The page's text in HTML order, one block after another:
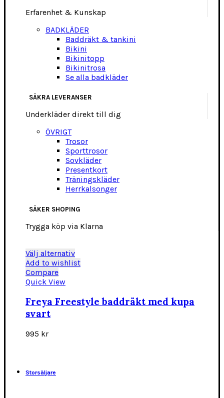
Erfarenhet & Kunskap
BADKLÄDER
Baddräkt & tankini
Bikini
Bikinitopp
Bikinitrosa
Se alla badkläder
SÄKRA LEVERANSER
Underkläder direkt till dig
ÖVRIGT
Trosor
Sporttrosor
Sovkläder
Presentkort
Träningskläder
Herrkalsonger
SÄKER SHOPING
Trygga köp via Klarna
Välj alternativDen
här
varianter.
Add to wishlist
Compare
Quick View
Freya Freestyle baddräkt med kupa
svart
995 kr
Storsäljare